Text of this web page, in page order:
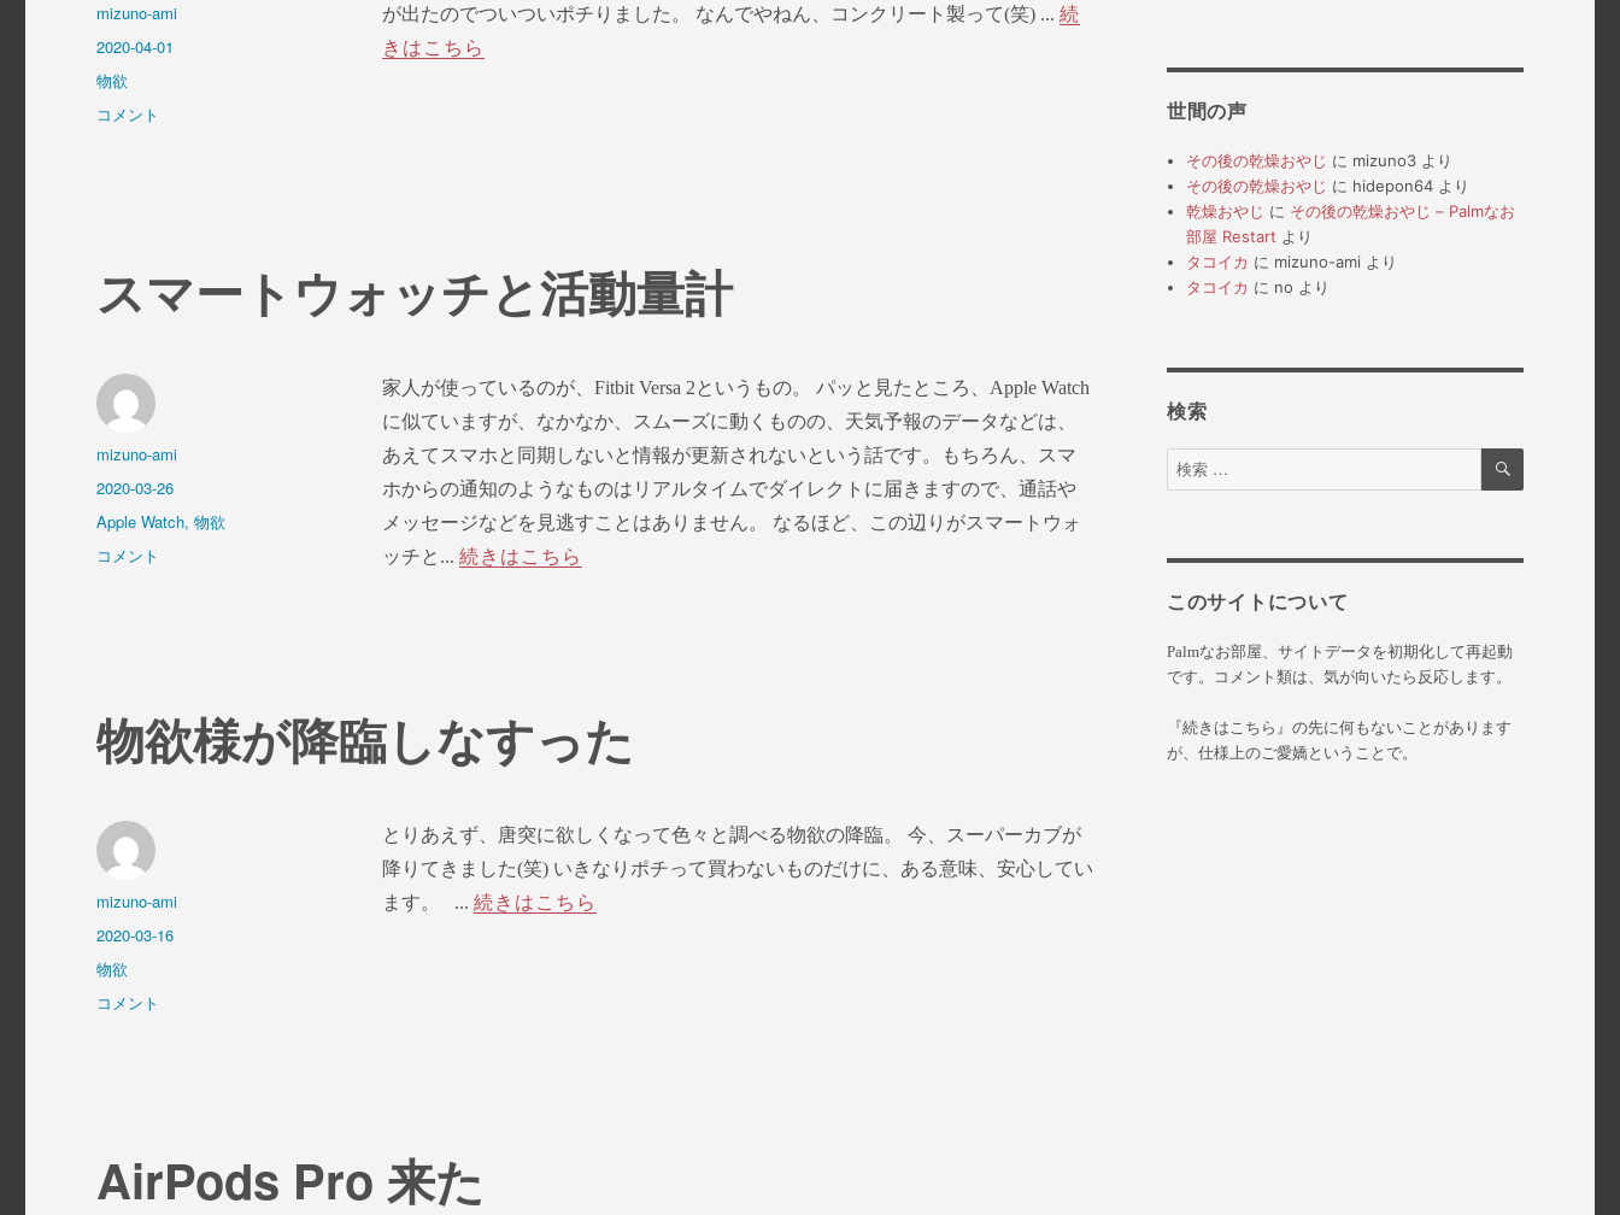
が出たのでついついポチりました。 なんでやねん、コンクリート製って(笑) ... 続
きはこちら
投
稿
mizuno-ami
投
稿
日:
2020-04-01
カ
テ
物欲
コ
コメント
スマートウォッチと活動量計
家人が使っているのが、Fitbit Versa 2というもの。 パッと見たところ、Apple Watch
に似ていますが、なかなか、スムーズに動くものの、天気予報のデータなどは、
あえてスマホと同期しないと情報が更新されないという話です。もちろん、スマ
ホからの通知のようなものはリアルタイムでダイレクトに届きますので、通話や
メッセージなどを見逃すことはありません。 なるほど、この辺りがスマートウォ
ッチと... 続きはこちら
投
稿
mizuno-ami
投
稿
日:
2020-03-26
カ
テ
Apple Watch,物欲
ス
チ
と
量
計
コメント
物欲様が降臨しなすった
とりあえず、唐突に欲しくなって色々と調べる物欲の降臨。 今、スーパーカブが
降りてきました(笑) いきなりポチって買わないものだけに、ある意味、安心してい
ます。 ... 続きはこちら
投
稿
mizuno-ami
投
稿
日:
2020-03-16
カ
テ
物欲
物
な
す
コメント
AirPods Pro 来た
世間の声
その後の乾燥おやじ に mizuno3 より
その後の乾燥おやじ に hidepon64 より
乾燥おやじ に その後の乾燥おやじ – Palmなお
部屋 Restart より
タコイカ に mizuno-ami より
タコイカ に no より
検索
検
索
検
このサイトについて
Palmなお部屋、サイトデータを初期化して再起動
です。コメント類は、気が向いたら反応します。
『続きはこちら』の先に何もないことがあります
が、仕様上のご愛嬌ということで。